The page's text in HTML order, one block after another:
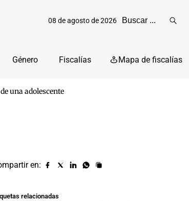
08 de agosto de 2026
Género Fiscalías Mapa de fiscalías
una adolescente
en:
Compartir
Compartir
Compartir
Compartir
Copiar
relacionadas